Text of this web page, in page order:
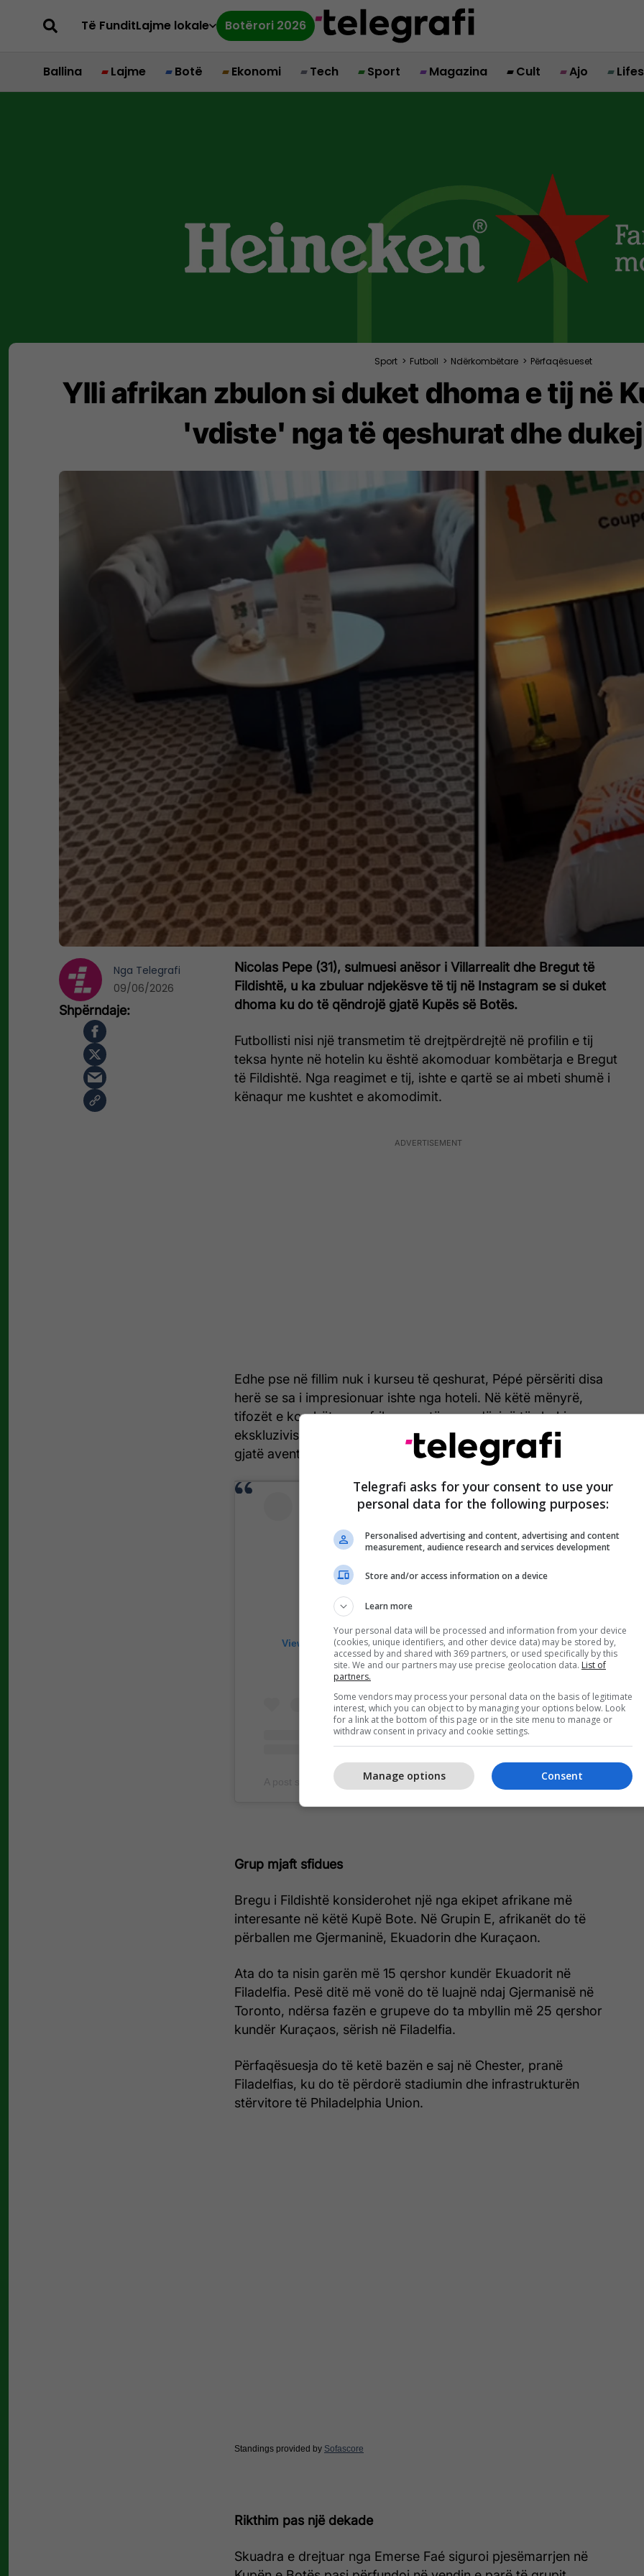
Të FunditLajme lokale Botërori 2026
Ballina Lajme Botë Ekonomi Tech Sport Magazina Cult Ajo
Sport > Futboll > Ndërkombëtare > Përfaqësueset
Ylli afrikan zbulon si duket dhoma e tij në
'vdiste' nga të qeshurat dhe
Nicolas Pepe (31), sulmuesi anësor i Villarrealit dhe Bregut të
Fildishtë, u ka zbuluar ndjekësve të tij në Instagram se si duket
dhoma ku do të qëndrojë gjatë Kupës së Botës.
Futbollisti nisi një transmetim të drejtpërdrejtë në profilin e tij
teksa hynte në hotelin ku është akomoduar kombëtarja e Bregut
të Fildishtë. Nga reagimet e tij, ishte e qartë se ai mbeti shumë i
kënaqur me kushtet e akomodimit.
Edhe pse në fillim nuk i kurseu të qeshurat, Pépé përsëriti disa
herë se sa i impresionuar ishte nga hoteli. Në këtë mënyrë,
tifozët e kombëtares afrikane patën mundësinë të shohin
ekskluzivisht ambientet ku do të qëndrojnë futbollistët e tyre
gjatë aventurës në turneun më të madh të futbollit botëror.
View this post on Instagram
A post shared by ESPN FC (@espnfc)
Grup mjaft sfidues
Bregu i Fildishtë konsiderohet një nga ekipet afrikane më
interesante në këtë Kupë Bote. Në Grupin E, afrikanët do të
përballen me Gjermaninë, Ekuadorin dhe Kuraçaon.
Ata do ta nisin garën më 15 qershor kundër Ekuadorit në
Filadelfia. Pesë ditë më vonë do të luajnë ndaj Gjermanisë në
Toronto, ndërsa fazën e grupeve do ta mbyllin më 25 qershor
kundër Kuraçaos, sërish në Filadelfia.
Përfaqësuesja do të ketë bazën e saj në Chester, pranë
Filadelfias, ku do të përdorë stadiumin dhe infrastrukturën
stërvitore të Philadelphia Union.
Standings provided by Sofascore
Rikthim pas një dekade
Skuadra e drejtuar nga Emerse Faé siguroi pjesëmarrjen në
Nga Telegrafi
09/06/2026
Telegrafi asks for your consent to use your
personal data for the following purposes:
Personalised advertising and content, advertising and content
measurement, audience research and services development
Store and/or access information on a device
Learn more
Your personal data will be processed and information from your device
(cookies, unique identifiers, and other device data) may be stored by,
accessed by and shared with 369 partners, or used specifically by this
site. We and our partners may use precise geolocation data. List of
partners.
Some vendors may process your personal data on the basis of legitimate
interest, which you can object to by managing your options below. Look
for a link at the bottom of this page or in the site menu to manage or
withdraw consent in privacy and cookie settings.
Consent
Manage options